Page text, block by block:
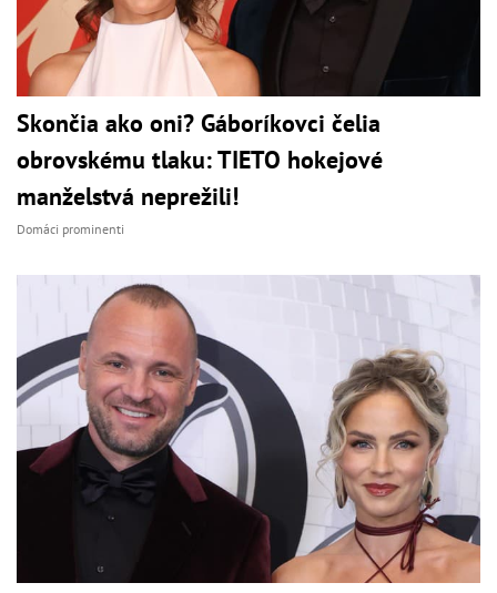
Skončia ako oni? Gáboríkovci čelia
obrovskému tlaku: TIETO hokejové
manželstvá neprežili!
Domáci prominenti